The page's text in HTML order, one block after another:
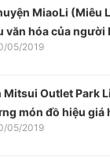
MiaoLi (Miêu
văn hóa của người
05/2019
Mitsui Outlet Park
món đồ hiệu giá
05/2019